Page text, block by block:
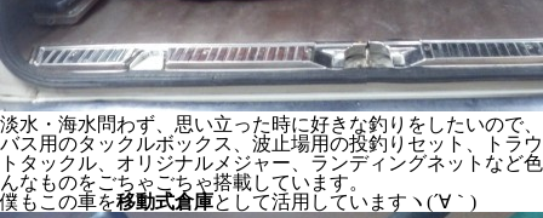
淡水・海水問わず、思い立った時に好きな釣りをしたいので、
バス用のタックルボックス、波止場用の投釣りセット、トラウ
トタックル、オリジナルメジャー、ランディングネットなど色
んなものをごちゃごちゃ搭載しています。
僕もこの車を移動式倉庫として活用していますヽ(´∀｀)